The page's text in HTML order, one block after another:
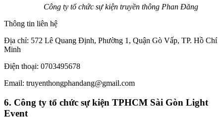
Công ty tổ chức sự kiện truyền thông Phan Đăng
Thông tin liên hệ
Địa chỉ: 572 Lê Quang Định, Phường 1, Quận Gò Vấp, TP. Hồ Chí
Minh
Điện thoại: 0703495678
Email: truyenthongphandang@gmail.com
6. Công ty tổ chức sự kiện TPHCM Sài Gòn Light
Event